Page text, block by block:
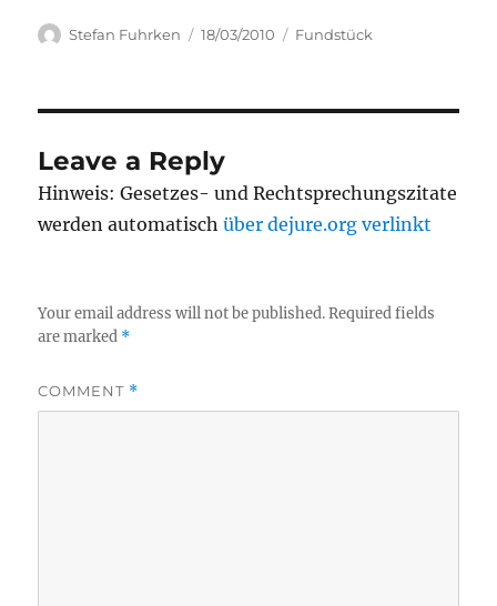
Author
Stefan Fuhrken
Posted
18/03/2010 Categories
Fundstück
Leave a Reply
Hinweis: Gesetzes- und Rechtsprechungszitate
werden automatischüber dejure.org verlinkt
Your email address will not be published. Required fields
are marked *
COMMENT *